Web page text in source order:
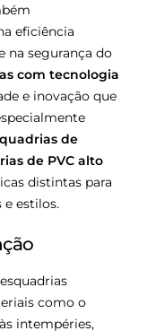
eficiência
na segurança do
com tecnologia
e inovação que
de
de PVC alto
distintas para
e estilos.
como o
intempéries,